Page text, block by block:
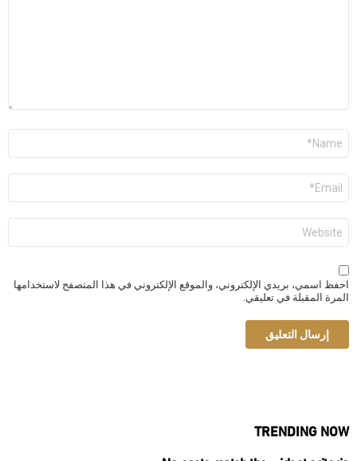
الاسم
البريد
الإلكتروني
*
الموقع
الإلكتروني
احفظ اسمي، بريدي الإلكتروني، والموقع الإلكتروني في هذا المتصفح لاستخدامها
المرة المقبلة في تعليقي.
TRENDING NOW